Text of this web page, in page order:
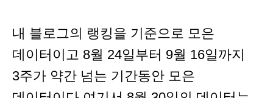
내 블로그의 랭킹을 기준으로 모은
데이터이고 8월 24일부터 9월 16일까지
3주가 약간 넘는 기간동안 모은